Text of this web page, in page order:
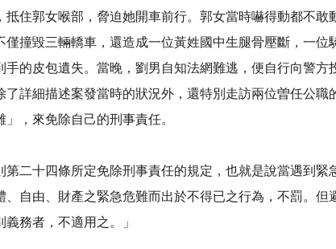
抵住郭女喉部，脅迫她開車前行。郭女當時嚇得動都不
僅撞毀三輛轎車，還造成一位黃姓國中生腿骨壓斷，一
手的皮包遺失。當晚，劉男自知法網難逃，便自行向警方
了詳細描述案發當時的狀況外，還特別走訪兩位曽任公
，來免除自己的刑事責任。
第二十四條所定免除刑事責任的規定，也就是說當遇到
、自由、財產之緊急危難而出於不得已之行為，不罰。
務者，不適用之。」